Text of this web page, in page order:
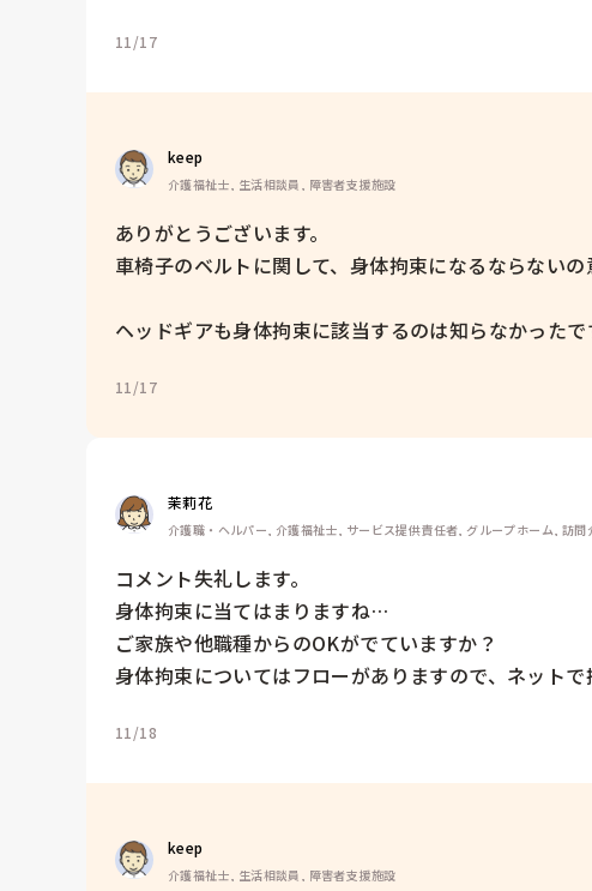
11/17
keep
介護福祉士, 生活相談員, 障害者支援施設
ありがとうございます。
車椅子のベルトに関して、身体拘束になるならない
ヘッドギアも身体拘束に該当するのは知らなかったで
11/17
茉莉花
介護職・ヘルパー, 介護福祉士, サービス提供責任者, グループホーム, 訪問
コメント失礼します。
身体拘束に当てはまりますね…
ご家族や他職種からのOKがでていますか？
身体拘束についてはフローがありますので、ネットで
11/18
keep
介護福祉士, 生活相談員, 障害者支援施設